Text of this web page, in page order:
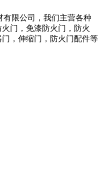
有限公司，我们主营各种
门，免漆防火门，防火
，伸缩门，防火门配件等